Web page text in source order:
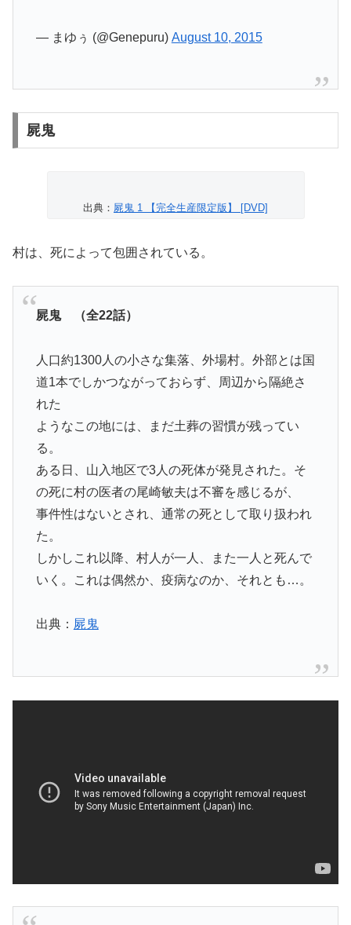
— まゆぅ (@Genepuru) August 10, 2015
屍鬼
出典： 屍鬼 1 【完全生産限定版】 [DVD]
村は、死によって包囲されている。
屍鬼 （全22話）
人口約1300人の小さな集落、外場村。外部とは国
道1本でしかつながっておらず、周辺から隔絶さ
れた
ようなこの地には、まだ土葬の習慣が残ってい
る。
ある日、山入地区で3人の死体が発見された。そ
の死に村の医者の尾崎敏夫は不審を感じるが、
事件性はないとされ、通常の死として取り扱われ
た。
しかしこれ以降、村人が一人、また一人と死んで
いく。これは偶然か、疫病なのか、それとも…。
出典： 屍鬼